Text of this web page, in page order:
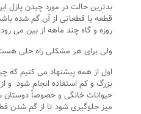
بدترین حالت در مورد چیدن پازل
قطعه یا قطعاتی از آن گم شده
روزه و گاه چند ماهه از بین می
ولی برای هر مشکلی راه حلی
اول از همه پیشنهاد می کنیم که
بزرگ و کم استفاده انجام شود و
حیوانات خانگی و خصوصاً دوستان
میز جلوگیری شود تا از گم شدن